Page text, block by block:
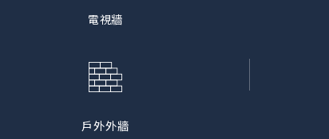
電視牆
戶外外牆